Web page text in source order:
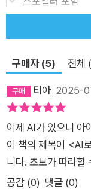
구매자 (5) 전체
티아 2025-
이제 AI가 있으니 아
이 책의 제목이 <AI
니다. 초보가 따라할
공감 (0) 댓글 (0)